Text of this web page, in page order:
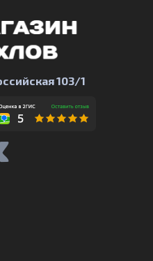
103/1